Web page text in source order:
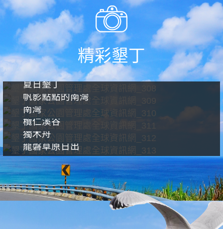
精彩墾丁
夏日墾丁
帆影點點的南灣
南灣
欖仁溪谷
獨木舟
龍磐草原日出